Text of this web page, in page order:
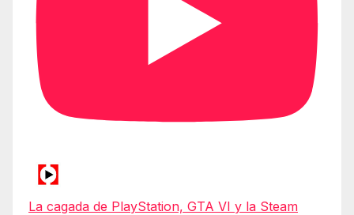
La cagada de PlayStation, GTA VI y la Steam